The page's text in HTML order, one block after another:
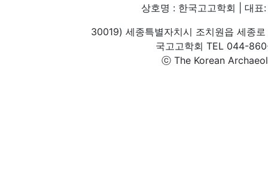
상호명 : 한국고고학회 | 대
30019) 세종특별자치시 조치원읍 세종
국고고학회 TEL 044-
ⓒ The Korean